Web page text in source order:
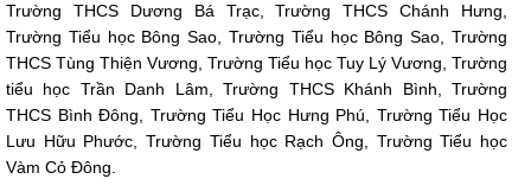
Trường THCS Dương Bá Trạc, Trường THCS Chánh Hưng,
Trường Tiểu học Bông Sao, Trường Tiểu học Bông Sao, Trường
THCS Tùng Thiện Vương, Trường Tiểu học Tuy Lý Vương, Trường
tiểu học Trần Danh Lâm, Trường THCS Khánh Bình, Trường
THCS Bình Đông, Trường Tiểu Học Hưng Phú, Trường Tiểu Học
Lưu Hữu Phước, Trường Tiểu học Rạch Ông, Trường Tiểu học
Vàm Cỏ Đông.